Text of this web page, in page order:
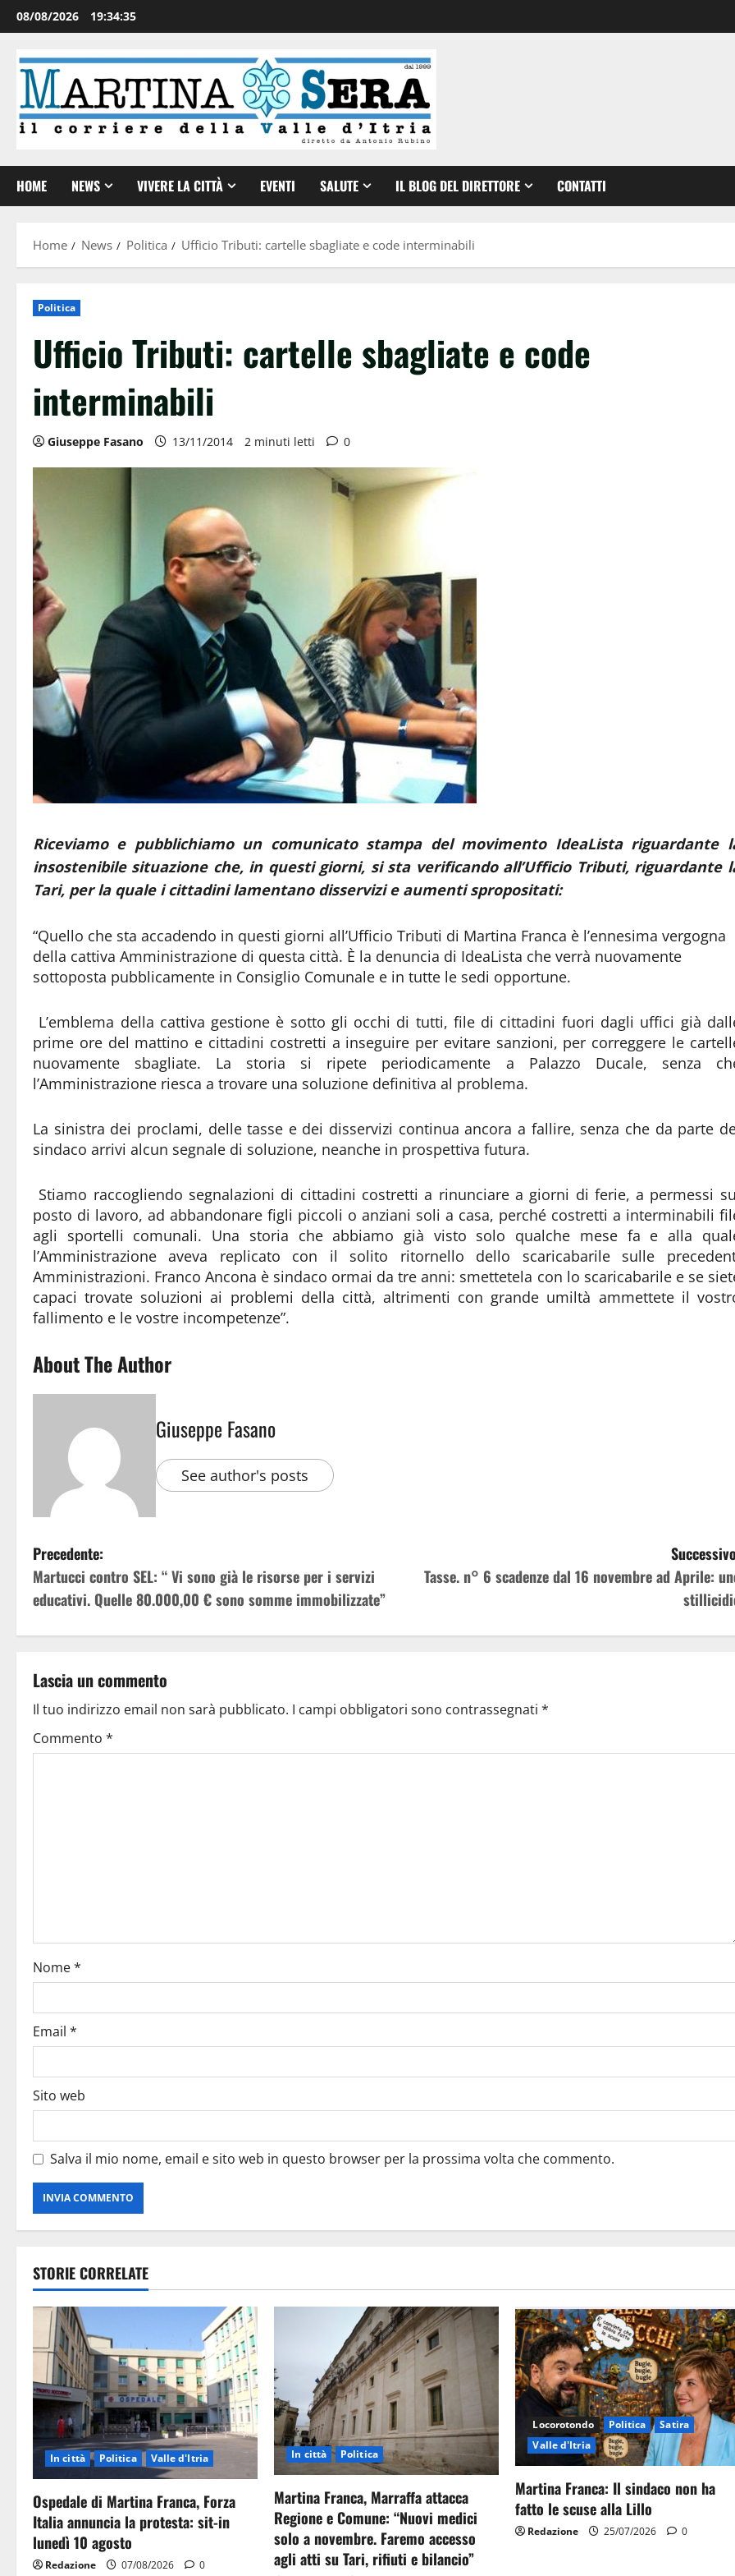
08/08/2026 19:34:35
HOME NEWS VIVERE LA CITTÀ EVENTI SALUTE IL BLOG DEL DIRETTORE CONTATTI
Home News Politica Ufficio Tributi: cartelle sbagliate e code interminabili
Politica
Ufficio Tributi: cartelle sbagliate e code
interminabili
Giuseppe Fasano 13/11/2014 2 minuti letti 0
Riceviamo e pubblichiamo un comunicato stampa del movimento IdeaLista riguardante
insostenibile situazione che, in questi giorni, si sta verificando all’Ufficio Tributi, riguardante
Tari, per la quale i cittadini lamentano disservizi e aumenti spropositati:
“Quello che sta accadendo in questi giorni all’Ufficio Tributi di Martina Franca è l’ennesima vergogna
della cattiva Amministrazione di questa città. È la denuncia di IdeaLista che verrà nuovamente
sottoposta pubblicamente in Consiglio Comunale e in tutte le sedi opportune.
L’emblema della cattiva gestione è sotto gli occhi di tutti, file di cittadini fuori dagli uffici già
prime ore del mattino e cittadini costretti a inseguire per evitare sanzioni, per correggere le
nuovamente sbagliate. La storia si ripete periodicamente a Palazzo Ducale, senza
l’Amministrazione riesca a trovare una soluzione definitiva al problema.
La sinistra dei proclami, delle tasse e dei disservizi continua ancora a fallire, senza che da parte
sindaco arrivi alcun segnale di soluzione, neanche in prospettiva futura.
Stiamo raccogliendo segnalazioni di cittadini costretti a rinunciare a giorni di ferie, a permessi
posto di lavoro, ad abbandonare figli piccoli o anziani soli a casa, perché costretti a interminabili
agli sportelli comunali. Una storia che abbiamo già visto solo qualche mese fa e alla
l’Amministrazione aveva replicato con il solito ritornello dello scaricabarile sulle
Amministrazioni. Franco Ancona è sindaco ormai da tre anni: smettetela con lo scaricabarile e se
capaci trovate soluzioni ai problemi della città, altrimenti con grande umiltà ammettete il
fallimento e le vostre incompetenze”.
About The Author
Giuseppe Fasano
See author's posts
Precedente:
Martucci contro SEL: “ Vi sono già le risorse per i servizi
educativi. Quelle 80.000,00 € sono somme immobilizzate”
Tasse. n° 6 scadenze dal 16 novembre ad Aprile:
Lascia un commento
Il tuo indirizzo email non sarà pubblicato. I campi obbligatori sono contrassegnati *
Commento *
Nome*
Email *
Sito web
Salva il mio nome, email e sito web in questo browser per la prossima volta che commento.
STORIE CORRELATE
In città Politica Valle d'Itria
Ospedale di Martina Franca, Forza
Italia annuncia la protesta: sit-in
lunedì 10 agosto
Redazione 07/08/2026 0
In città Politica
Martina Franca, Marraffa attacca
Regione e Comune: “Nuovi medici
solo a novembre. Faremo accesso
agli atti su Tari, rifiuti e bilancio”
Locorotondo Politica
Satira
Valle d'Itria
Martina Franca: Il sindaco non ha
fatto le scuse alla Lillo
Redazione 25/07/2026 0